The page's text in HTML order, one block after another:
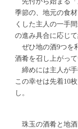
季節の、地元の食
くした主人の一手
の進み具合に応じ
ぜひ地の酒9つを
酒肴を召し上がって
締めには主人が手
この幸せは先着10
し。
珠玉の酒肴と地酒